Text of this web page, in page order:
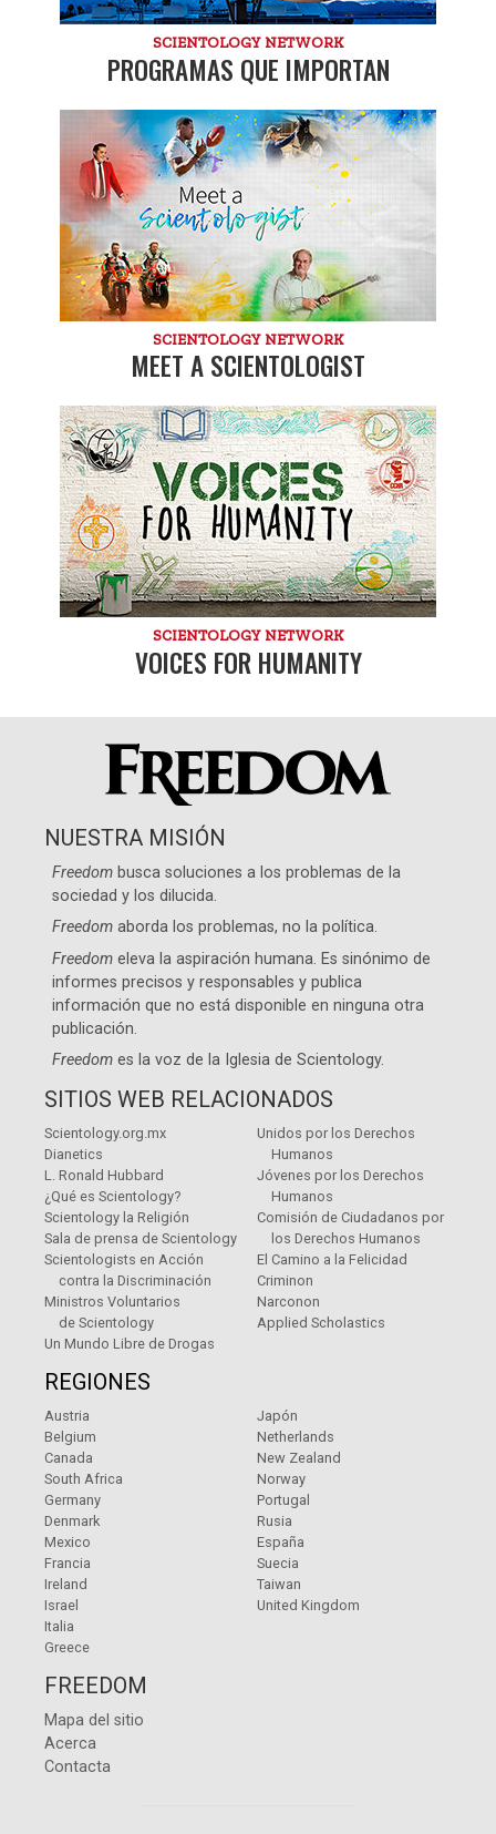
SCIENTOLOGY NETWORK
PROGRAMAS QUE IMPORTAN
SCIENTOLOGY NETWORK
MEET A SCIENTOLOGIST
SCIENTOLOGY NETWORK
VOICES FOR HUMANITY
NUESTRA MISIÓN
Freedom busca soluciones a los problemas de la
sociedad y los dilucida.
Freedom aborda los problemas, no la política.
Freedom eleva la aspiración humana. Es sinónimo de
informes precisos y responsables y publica
información que no está disponible en ninguna otra
publicación.
Freedom es la voz de la Iglesia de Scientology.
SITIOS WEB RELACIONADOS
Scientology.org.mx
Dianetics
L. Ronald Hubbard
¿Qué es Scientology?
Scientology la Religión
Sala de prensa de Scientology
Scientologists en Acción
contra la Discriminación
Ministros Voluntarios
de Scientology
Un Mundo Libre de Drogas
Unidos por los Derechos
Humanos
Jóvenes por los Derechos
Humanos
Comisión de Ciudadanos por
los Derechos Humanos
El Camino a la Felicidad
Criminon
Narconon
Applied Scholastics
REGIONES
Austria
Belgium
Canada
South Africa
Germany
Denmark
Mexico
Francia
Ireland
Israel
Italia
Greece
Japón
Netherlands
New Zealand
Norway
Portugal
Rusia
España
Suecia
Taiwan
United Kingdom
FREEDOM
Mapa del sitio
Acerca
Contacta